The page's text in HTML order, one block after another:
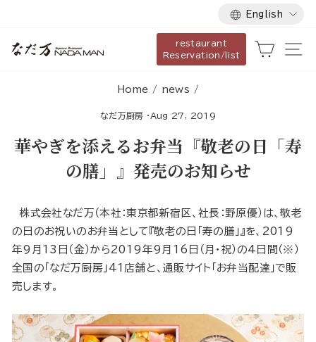
content
Language
English
restaurant
Reservation/list
Cart
Home / news /
なだ万厨房 · Aug 27, 2019
華やぎを添えるお弁当『敬老の日「寿
の膳」』発売のお知らせ
株式会社なだ万（本社：東京都新宿区、社長：野原優）は、敬老
の日のお祝いのお弁当として『敬老の日「寿の膳」』を、2019
年9月13日（金）から2019年9月16日（月・祝）の4日間（※）
全国の「なだ万厨房」41店舗と、通販サイト「お弁当配達」で販
売します。